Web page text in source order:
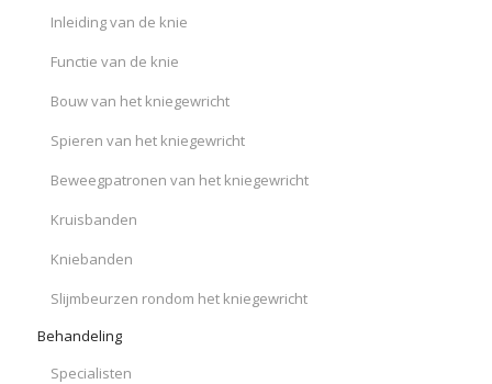
Inleiding van de knie
Functie van de knie
Bouw van het kniegewricht
Spieren van het kniegewricht
Beweegpatronen van het kniegewricht
Kruisbanden
Kniebanden
Slijmbeurzen rondom het kniegewricht
Behandeling
Specialisten